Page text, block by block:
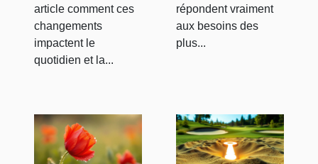
article comment ces
changements
impactent le
quotidien et la...
répondent vraiment
aux besoins des
plus...